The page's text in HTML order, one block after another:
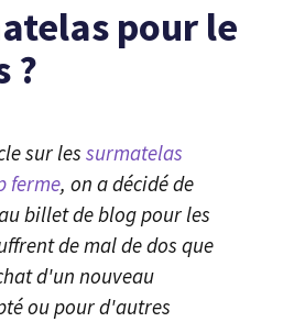
pour le
?
sur les surmatelas
ferme, on a décidé de
billet de blog pour les
de mal de dos que
d'un nouveau
ou pour d'autres